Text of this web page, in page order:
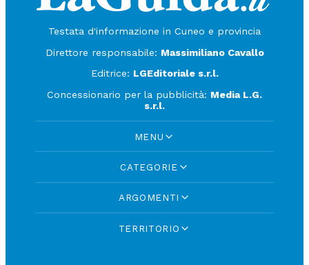
Testata d'informazione in Cuneo e provincia
Direttore responsabile: Massimiliano Cavallo
Editrice: LGEditoriale s.r.l.
Concessionario per la pubblicità: Media L.G.
s.r.l.
MENU
CATEGORIE
ARGOMENTI
TERRITORIO